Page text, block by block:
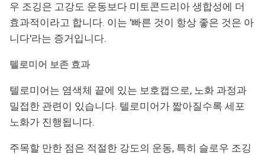
우 조깅은 고강도 운동보다 미토콘드리아 생합성에 더
효과적이라고 합니다. 이는 '빠른 것이 항상 좋은 것은 아
니다'라는 증거입니다.
텔로미어 보존 효과
텔로미어는 염색체 끝에 있는 보호캡으로, 노화 과정과
밀접한 관련이 있습니다. 텔로미어가 짧아질수록 세포
노화가 진행됩니다.
주목할 만한 점은 적절한 강도의 운동, 특히 슬로우 조깅